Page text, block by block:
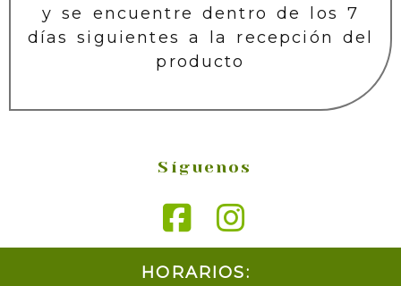
y se encuentre dentro de los 7
días siguientes a la recepción del
producto
Síguenos
HORARIOS: